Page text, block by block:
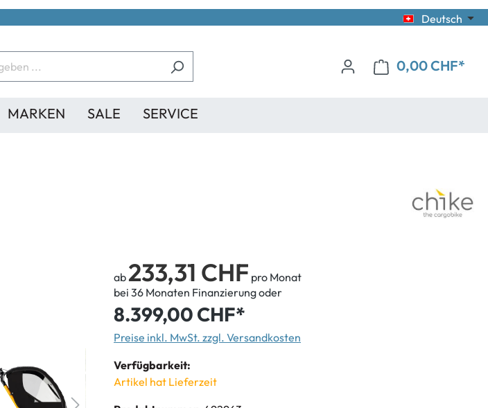
Deutsch
0,00 CHF*
MARKEN SALE SERVICE
ab 233,31 CHF pro Monat
bei 36 Monaten Finanzierung oder
8.399,00 CHF*
Preise inkl. MwSt. zzgl. Versandkosten
Verfügbarkeit:
Artikel hat Lieferzeit